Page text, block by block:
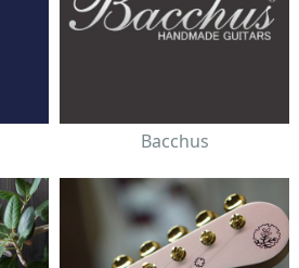
Bacchus